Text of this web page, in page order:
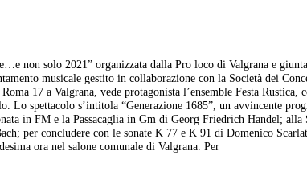
non solo 2021” organizzata dalla Pro loco di Valgrana e giunta
musicale gestito in collaborazione con la Società dei
17 a Valgrana, vede protagonista l’ensemble Festa Rustica,
spettacolo s’intitola “Generazione 1685”, un avvincente
in FM e la Passacaglia in Gm di Georg Friedrich Handel; alla
per concludere con le sonate K 77 e K 91 di Domenico
ora nel salone comunale di Valgrana. Per